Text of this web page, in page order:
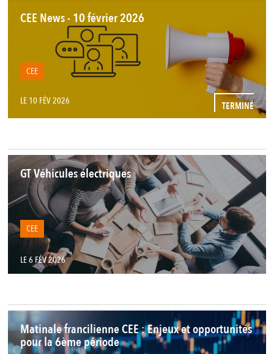
CEE News - 10 février 2026
CEE
LE 10 FÉV 2026 TERMINÉ
GT Véhicules électriques
CEE
LE 6 FÉV 2026
Matinale francilienne CEE : Enjeux et opportunités
pour la 6ème période